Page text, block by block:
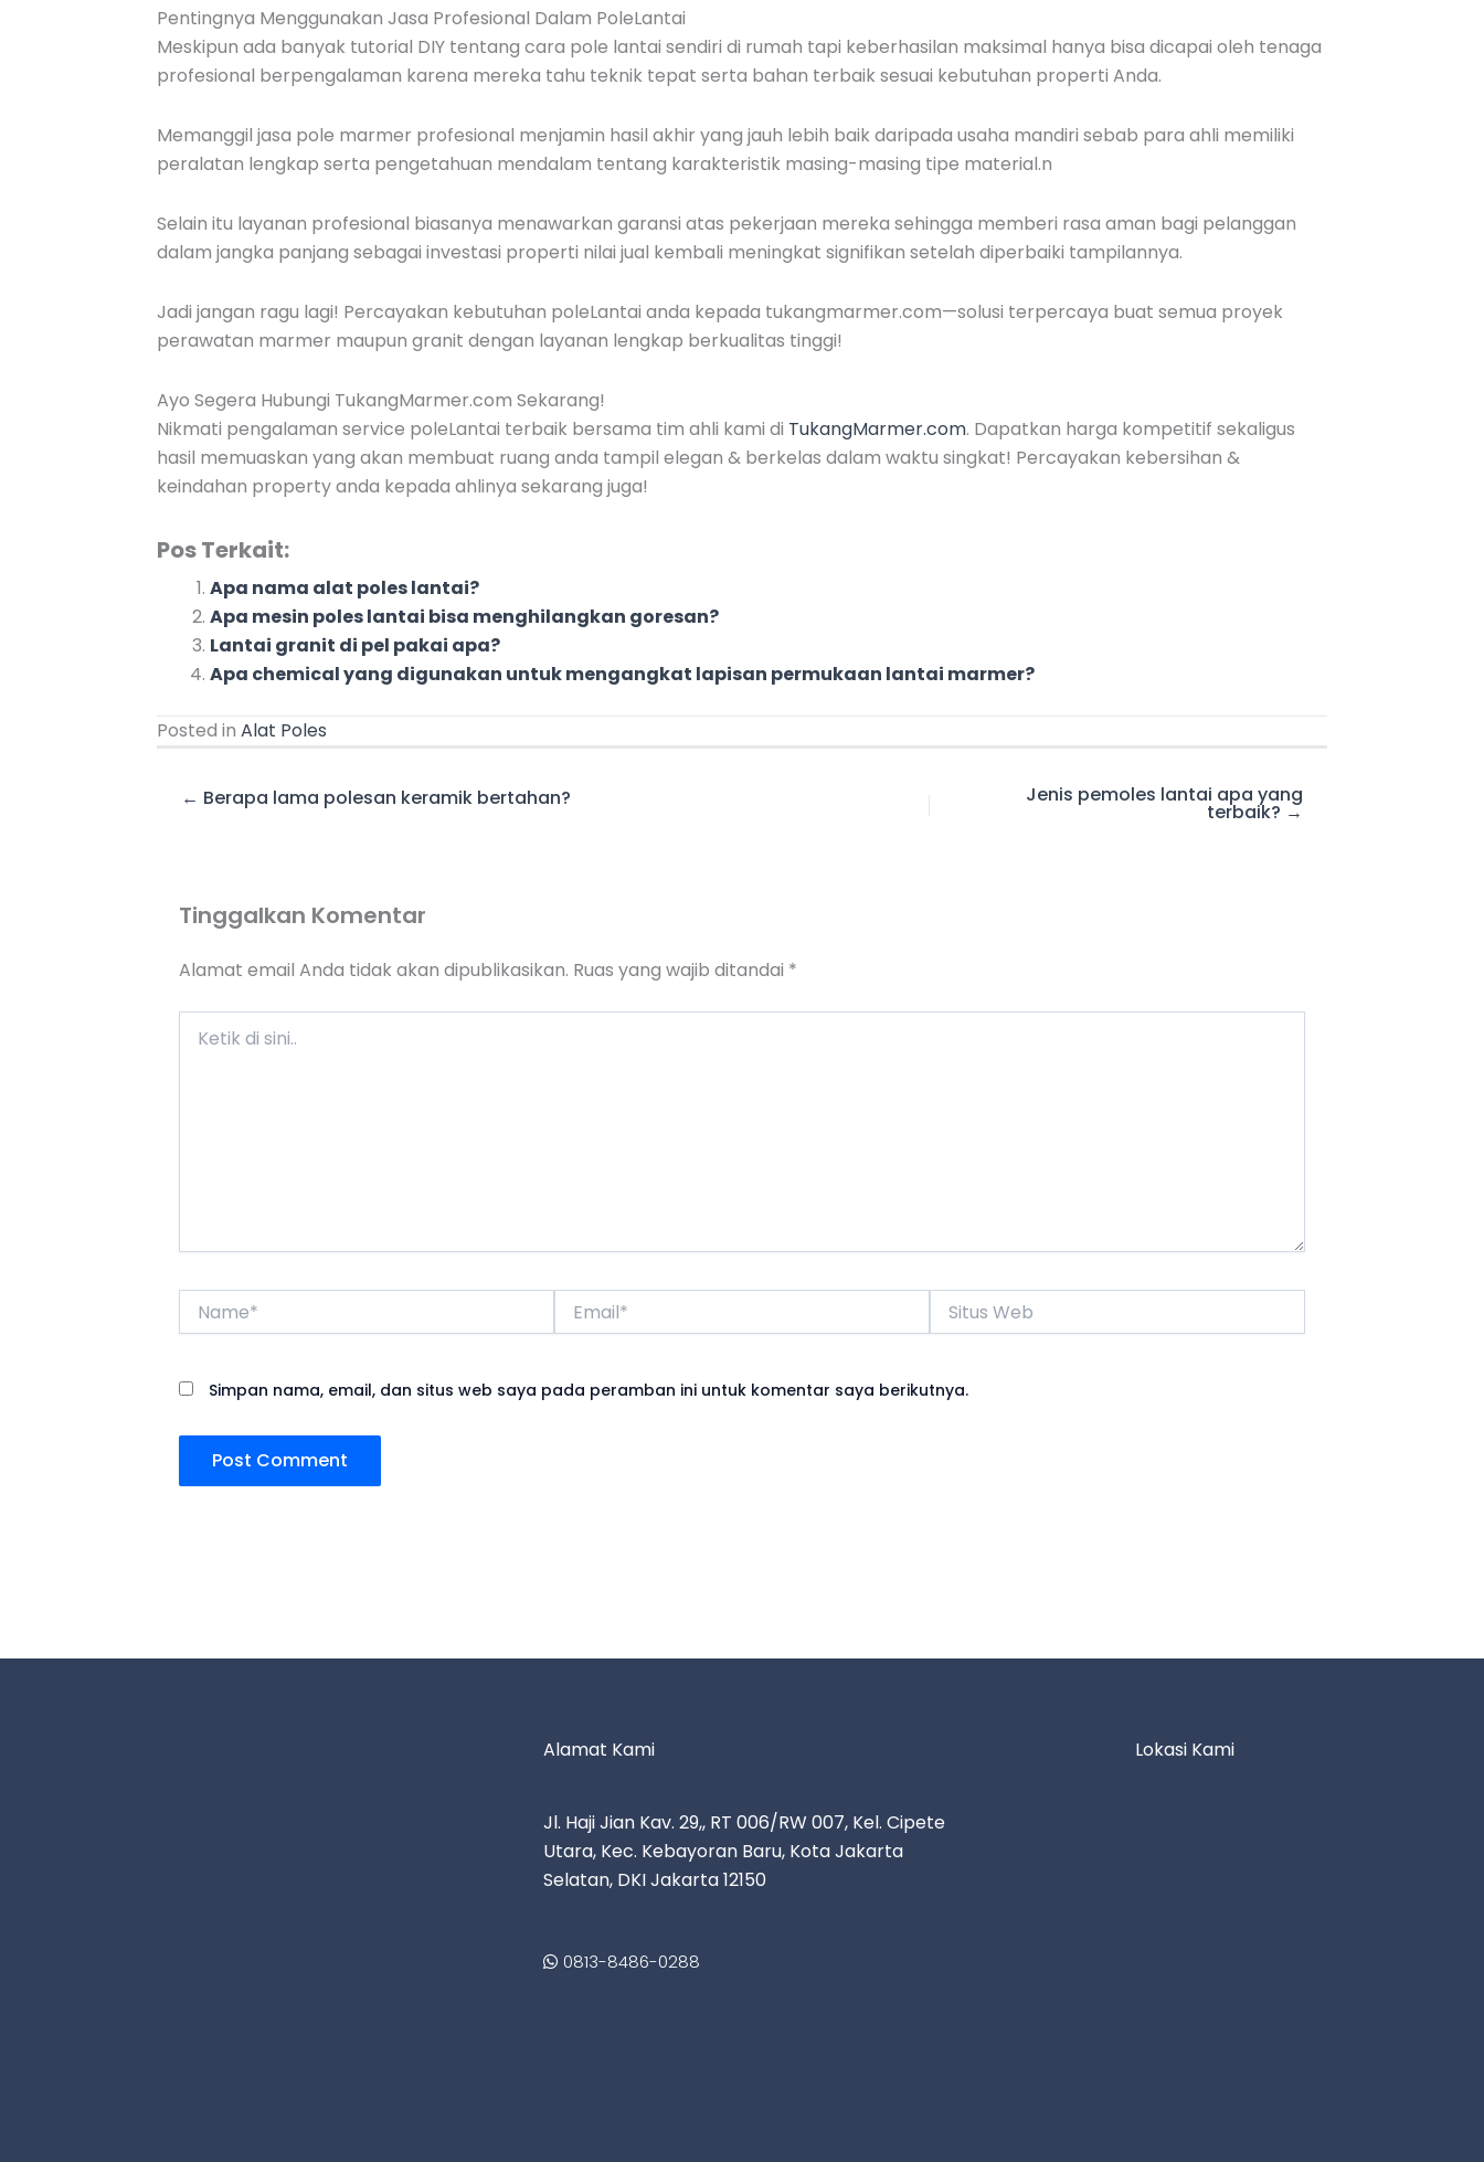
Pentingnya Menggunakan Jasa Profesional Dalam PoleLantai
Meskipun ada banyak tutorial DIY tentang cara pole lantai sendiri di rumah tapi keberhasilan maksimal hanya bisa dicapai oleh tenaga
profesional berpengalaman karena mereka tahu teknik tepat serta bahan terbaik sesuai kebutuhan properti Anda.
Memanggil jasa pole marmer profesional menjamin hasil akhir yang jauh lebih baik daripada usaha mandiri sebab para ahli memiliki
peralatan lengkap serta pengetahuan mendalam tentang karakteristik masing-masing tipe material.n
Selain itu layanan profesional biasanya menawarkan garansi atas pekerjaan mereka sehingga memberi rasa aman bagi pelanggan
dalam jangka panjang sebagai investasi properti nilai jual kembali meningkat signifikan setelah diperbaiki tampilannya.
Jadi jangan ragu lagi! Percayakan kebutuhan poleLantai anda kepada tukangmarmer.com—solusi terpercaya buat semua proyek
perawatan marmer maupun granit dengan layanan lengkap berkualitas tinggi!
Ayo Segera Hubungi TukangMarmer.com Sekarang!
Nikmati pengalaman service poleLantai terbaik bersama tim ahli kami di TukangMarmer.com. Dapatkan harga kompetitif sekaligus
hasil memuaskan yang akan membuat ruang anda tampil elegan & berkelas dalam waktu singkat! Percayakan kebersihan &
keindahan property anda kepada ahlinya sekarang juga!
Pos Terkait:
Apa nama alat poles lantai?
Apa mesin poles lantai bisa menghilangkan goresan?
Lantai granit di pel pakai apa?
Apa chemical yang digunakan untuk mengangkat lapisan permukaan lantai marmer?
Posted in Alat Poles
← Berapa lama polesan keramik bertahan? Jenis pemoles lantai apa yang
terbaik? →
Tinggalkan Komentar
Alamat email Anda tidak akan dipublikasikan. Ruas yang wajib ditandai *
Situs
Web
Simpan nama, email, dan situs web saya pada peramban ini untuk komentar saya berikutnya.
Alamat Kami
Jl. Haji Jian Kav. 29,, RT 006/RW 007, Kel. Cipete
Utara, Kec. Kebayoran Baru, Kota Jakarta
Selatan, DKI Jakarta 12150
0813-8486-0288
Lokasi Kami